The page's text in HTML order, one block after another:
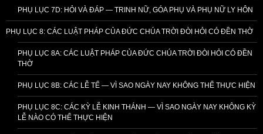
PHỤ LỤC 7D: HỎI VÀ ĐÁP — TRINH NỮ, GÓA PHỤ VÀ PHỤ NỮ LY HÔN
PHỤ LỤC 8: CÁC LUẬT PHÁP CỦA ĐỨC CHÚA TRỜI ĐÒI HỎI CÓ ĐỀN THỜ
PHỤ LỤC 8A: CÁC LUẬT PHÁP CỦA ĐỨC CHÚA TRỜI ĐÒI HỎI CÓ ĐỀN
THỜ
PHỤ LỤC 8B: CÁC LỄ TẾ — VÌ SAO NGÀY NAY KHÔNG THỂ THỰC HIỆN
PHỤ LỤC 8C: CÁC KỲ LỄ KINH THÁNH — VÌ SAO NGÀY NAY KHÔNG KỲ
LỄ NÀO CÓ THỂ THỰC HIỆN